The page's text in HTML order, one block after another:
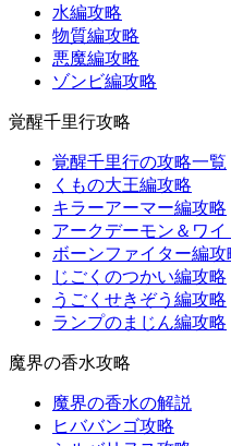
水編攻略
物質編攻略
悪魔編攻略
ゾンビ編攻略
覚醒千里行攻略
覚醒千里行の攻略一覧
くもの大王編攻略
キラーアーマー編攻略
アークデーモン＆ワ
ボーンファイター編攻
じごくのつかい編攻略
うごくせきぞう編攻略
ランプのまじん編攻略
魔界の香水攻略
魔界の香水の解説
ヒババンゴ攻略